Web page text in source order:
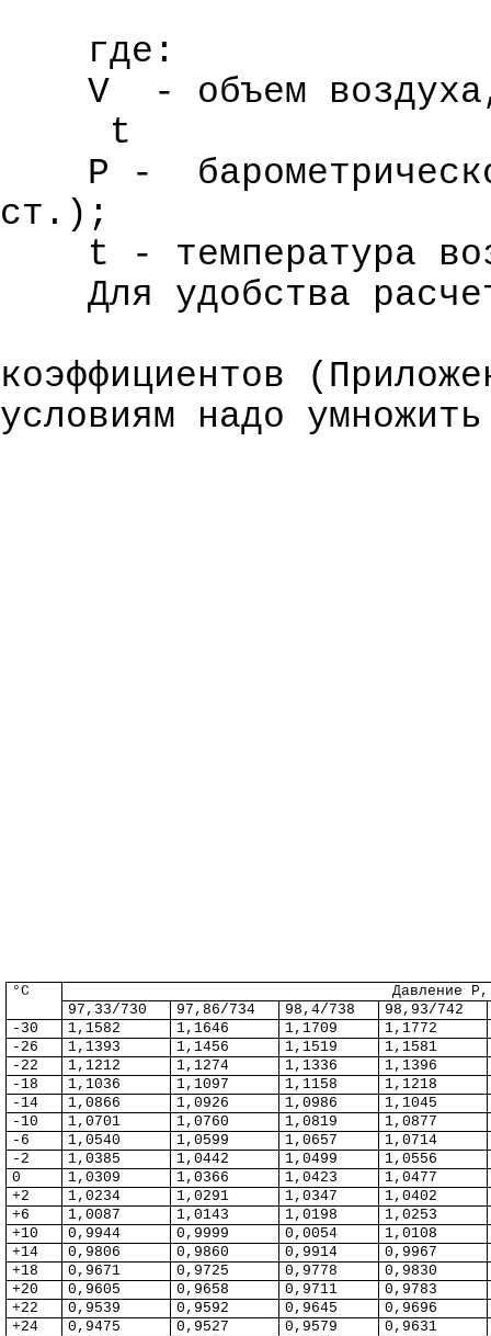
где:
V
- объем
t
Р -
ст.);
t - температура
Для удобства
коэффициентов
условиям надо
°C Давление Р ,
97,33/730
97,86/734 98,4/738
98,93/742
-30
1,1582 1,1646 1,1709
1,1772
-26
1,1393 1,1456 1,1519
1,1581
-22
1,1212 1,1274 1,1336
1,1396
-18
1,1036 1,1097 1,1158
1,1218
-14
1,0866 1,0926 1,0986
1,1045
-10
1,0701 1,0760 1,0819
1,0877
-6
1,0540 1,0599 1,0657
1,0714
-2
1,0385 1,0442 1,0499
1,0556
0
1,0309 1,0366 1,0423
1,0477
+2
1,0234 1,0291 1,0347
1,0402
+6
1,0087 1,0143 1,0198
1,0253
+10
0,9944 0,9999 0,0054
1,0108
+14
0,9806 0,9860 0,9914
0,9967
+18
0,9671 0,9725 0,9778
0,9830
+20
0,9605 0,9658 0,9711
0,9783
+22
0,9539 0,9592 0,9645
0,9696
+24
0,9475 0,9527 0,9579
0,9631